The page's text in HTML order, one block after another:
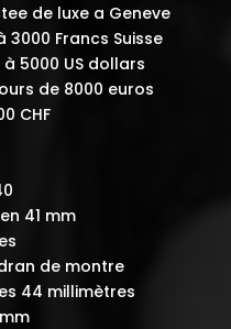
de luxe a Geneve
Francs Suisse
5000 US dollars
de 8000 euros
CHF
41 mm
de montre
44 millimètres